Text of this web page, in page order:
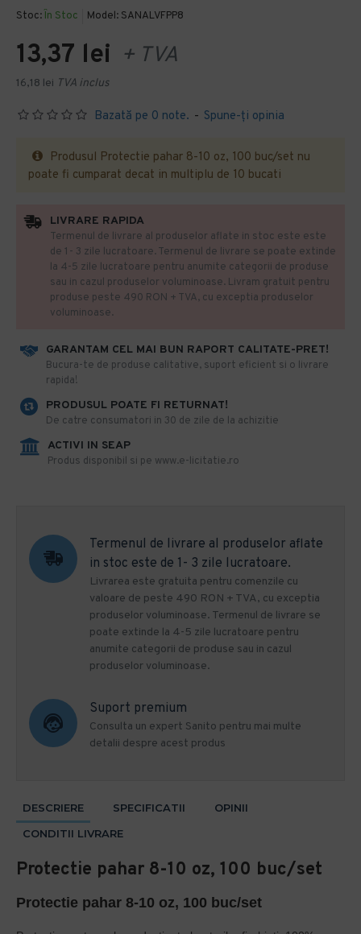
Stoc: În Stoc Model: SANALVFPP8
Bazată pe 0 note. - Spune-ţi opinia
13,37 lei + TVA
16,18 lei TVA inclus
Produsul Protectie pahar 8-10 oz, 100 buc/set nu
poate fi cumparat decat in multiplu de 10 bucati
GARANTAM CEL MAI BUN RAPORT CALITATE-PRET!
​Bucura-te de produse calitative, suport eficient si o livrare
rapida!
PRODUSUL POATE FI RETURNAT!
De catre consumatori in 30 de zile de la achizitie
ACTIVI IN SEAP
Produs disponibil si pe www.e-licitatie.ro
LIVRARE RAPIDA
Termenul de livrare al produselor aflate in stoc este este
de 1- 3 zile lucratoare. Termenul de livrare se poate extinde
la 4-5 zile lucratoare pentru anumite categorii de produse
sau in cazul produselor voluminoase. Livram gratuit pentru
produse peste 490 RON + TVA, cu exceptia produselor
voluminoase.
Termenul de livrare al produselor aflate
in stoc este de 1- 3 zile lucratoare.
Livrarea este gratuita pentru comenzile cu
valoare de peste 490 RON + TVA, cu exceptia
produselor voluminoase. Termenul de livrare se
poate extinde la 4-5 zile lucratoare pentru
anumite categorii de produse sau in cazul
produselor voluminoase.
Suport premium
Consulta un expert Sanito pentru mai multe
detalii despre acest produs
DESCRIERE SPECIFICATII
OPINII
CONDITII LIVRARE
Protectie pahar 8-10 oz, 100 buc/set
Protectie pahar 8-10 oz, 100 buc/set